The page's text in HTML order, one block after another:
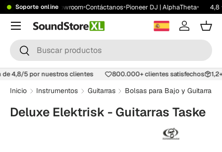
Soporte online
desde 199 €•Showroom•Contáctanos•Pioneer DJ | AlphaTheta• 4,8
Buscar
Buscar
Iniciar
Menú
de 4,8/5 por nuestros clientes 800.000+ clientes satisfechos
Inicio Instrumentos Guitarras Bolsas para Bajo y Guitarra
Deluxe Elektrisk - Guitarras Taske